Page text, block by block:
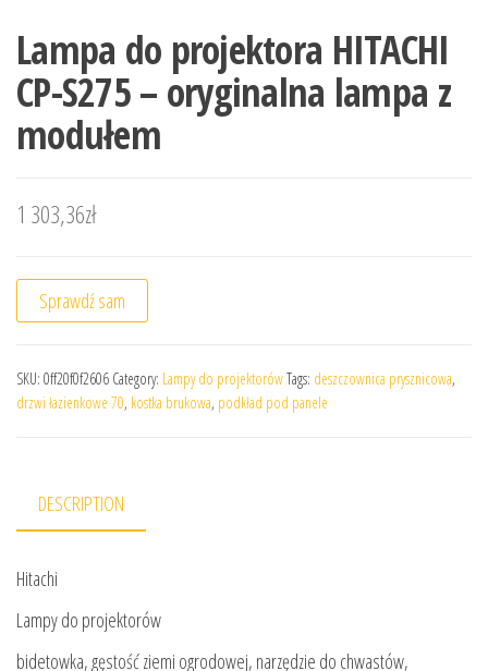
Lampa do projektora HITACHI
CP-S275 – oryginalna lampa z
modułem
1 303,36zł
Sprawdź sam
SKU: 0ff20f0f2606 Category: Lampy do projektorówTags: deszczownica prysznicowa,
drzwi łazienkowe 70, kostka brukowa, podkład pod panele
DESCRIPTION
Hitachi
Lampy do projektorów
bidetowka, gęstość ziemi ogrodowej, narzędzie do chwastów,